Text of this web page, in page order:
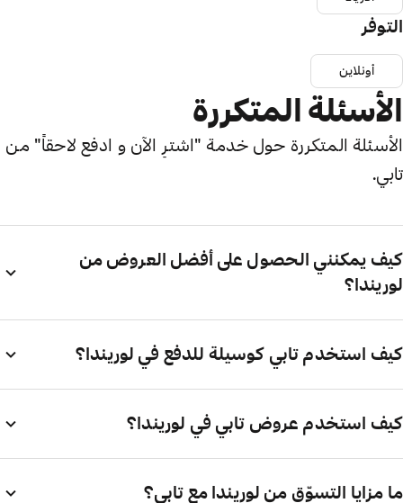
التوفر
أونلاين
الأسئلة المتكررة
الأسئلة المتكررة حول خدمة "اشترِ الآن و ادفع لاحقاً" من
تابي.
كيف يمكنني الحصول على أفضل العروض من
لوريندا؟
كيف استخدم تابي كوسيلة للدفع في لوريندا؟
كيف استخدم عروض تابي في لوريندا؟
ما مزايا التسوّق من لوريندا مع تابي؟